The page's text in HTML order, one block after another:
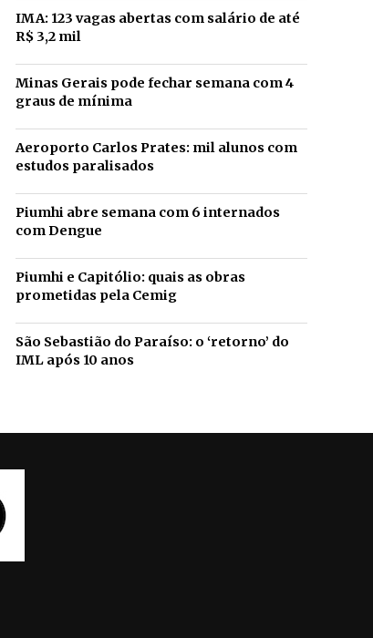
IMA: 123 vagas abertas com salário de até
R$ 3,2 mil
Minas Gerais pode fechar semana com 4
graus de mínima
Aeroporto Carlos Prates: mil alunos com
estudos paralisados
Piumhi abre semana com 6 internados
com Dengue
Piumhi e Capitólio: quais as obras
prometidas pela Cemig
São Sebastião do Paraíso: o ‘retorno’ do
IML após 10 anos